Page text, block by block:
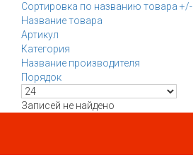
Сортировка по названию товара +/-
Название товара
Артикул
Категория
Название производителя
Порядок
Записей не найдено